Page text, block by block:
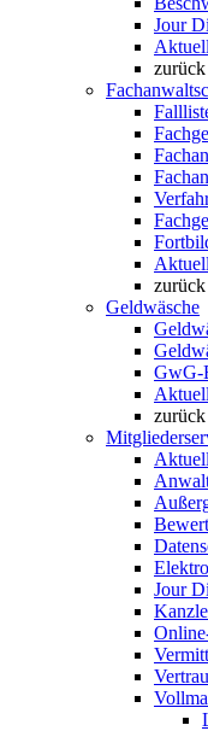
Jour
zurück
zurück
Geldwäsche
GwG-
zurück
Jour